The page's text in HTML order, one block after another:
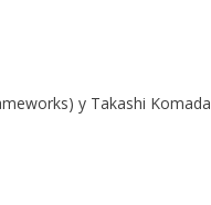
y Takashi Komada